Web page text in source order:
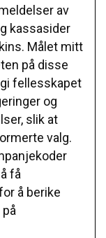
av
kassasider
Målet mitt
på disse
fellesskapet
og
slik at
valg.
få
å berike